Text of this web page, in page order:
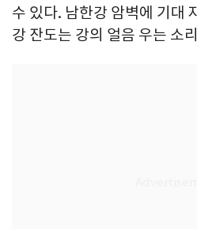
수 있다. 남한강 암벽에 기대
강 잔도는 강의 얼음 우는 소